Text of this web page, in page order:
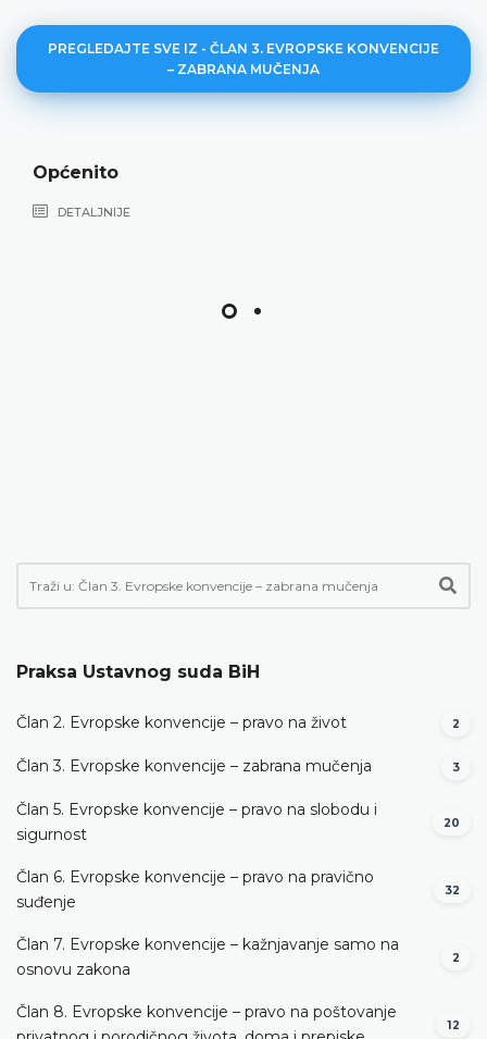
PREGLEDAJTE SVE IZ - ČLAN 3. EVROPSKE KONVENCIJE
– ZABRANA MUČENJA
Ponižavajuće postupanje
DETALJNIJE
Praksa Ustavnog suda BiH
Član 2. Evropske konvencije – pravo na život 2
Član 3. Evropske konvencije – zabrana mučenja 3
Član 5. Evropske konvencije – pravo na slobodu i
sigurnost
20
Član 6. Evropske konvencije – pravo na pravično
suđenje
32
Član 7. Evropske konvencije – kažnjavanje samo na
osnovu zakona
2
Član 8. Evropske konvencije – pravo na poštovanje
12